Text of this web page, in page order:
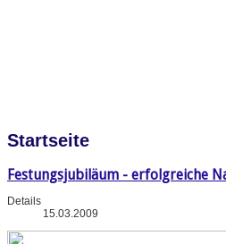
Startseite
Festungsjubiläum - erfolgreiche
Details
15.03.2009